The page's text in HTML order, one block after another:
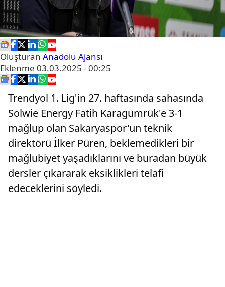
Oluşturan Anadolu Ajansı
Eklenme 03.03.2025 - 00:25
Trendyol 1. Lig'in 27. haftasında sahasında
Solwie Energy Fatih Karagümrük'e 3-1
mağlup olan Sakaryaspor'un teknik
direktörü İlker Püren, beklemedikleri bir
mağlubiyet yaşadıklarını ve buradan büyük
dersler çıkararak eksiklikleri telafi
edeceklerini söyledi.